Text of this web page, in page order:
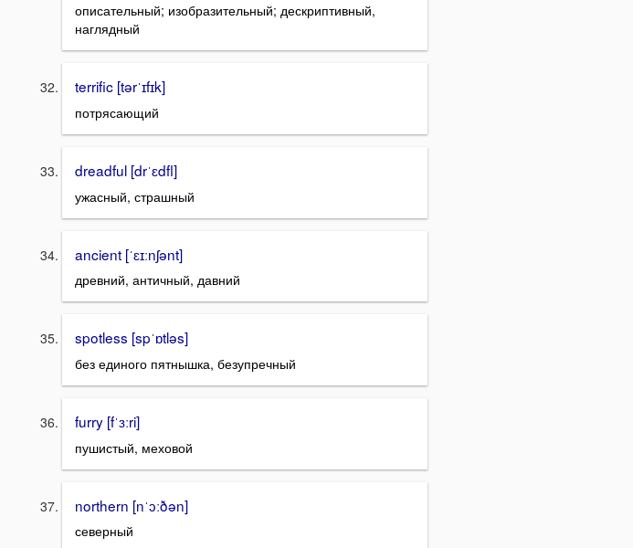
описательный; изобразительный; дескриптивный,
наглядный
terrific [tərˈɪfɪk]
потрясающий
dreadful [drˈɛdfl]
ужасный, страшный
ancient [ˈɛɪːnʃənt]
древний, античный, давний
spotless [spˈɒtləs]
без единого пятнышка, безупречный
furry [fˈɜːri]
пушистый, меховой
northern [nˈɔːðən]
северный